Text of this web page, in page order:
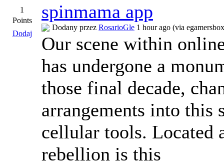
1
Points
Dodaj
spinmama app
Dodany przez RosarioGle 1 hour ago (via
Our scene within
has undergone a
those final decade,
arrangements into this
cellular tools. Located
rebellion is this